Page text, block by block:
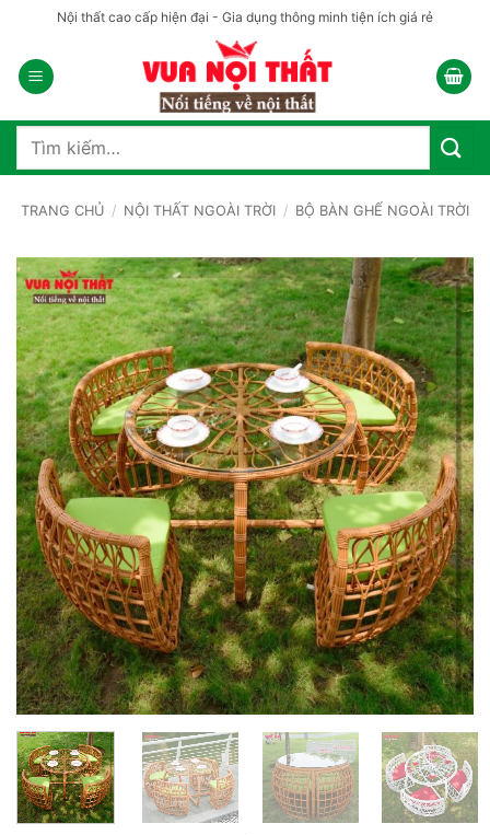
nội
dung
Nội thất cao cấp hiện đại - Gia dụng thông minh tiện ích giá rẻ
Tìm
TRANG CHỦ / NỘI THẤT NGOÀI TRỜI / BỘ BÀN GHẾ NGOÀI TRỜI